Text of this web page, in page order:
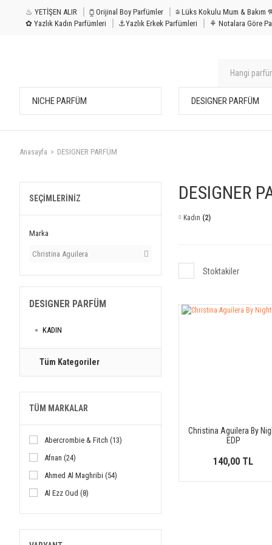
♨ YETİŞEN ALIR ⧮ Orijinal Boy Parfümler ⩭ Lüks
✿ Yazlık Kadın Parfümleri
⚓Yazlık Erkek Parfümleri ⚘ Notalara Göre
NICHE PARFÜM DESIGNER PARFÜM
Anasayfa DESIGNER PARFÜM
SEÇIMLERINIZ
Marka
Christina Aguilera
DESIGNER PARFÜM
KADIN
Tüm Kategoriler
TÜM MARKALAR
Abercrombie & Fitch (13)
Afnan (24)
Ahmed Al Maghribi (54)
Al Ezz Oud (8)
Alexandre J (3)
DESIGNER
Kadın (2)
Stoktakiler
Christina Aguilera By
EDP
140,00 TL